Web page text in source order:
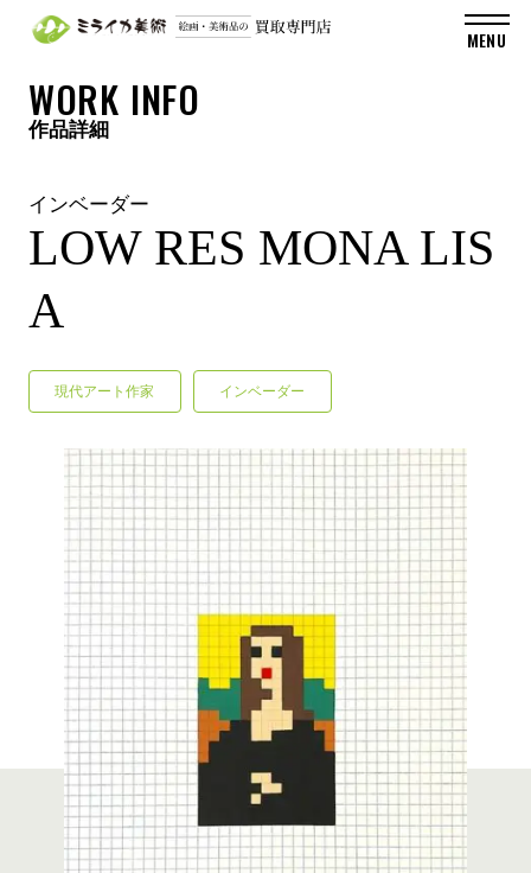
WORK INFO
作品詳細
インベーダー
LOW RES MONA LIS
A
現代アート作家 インベーダー